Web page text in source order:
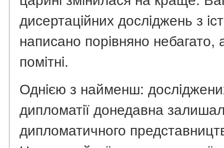
дисертацiйних дослiджень з
написано порiвняно
помiтнi.
Однiєю з найменш:
дипломатiї донедавна
дипломатичного